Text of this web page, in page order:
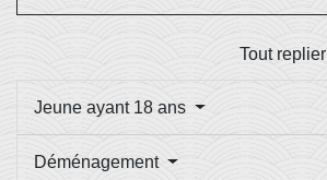
Tout replier
Jeune ayant 18 ans
Déménagement